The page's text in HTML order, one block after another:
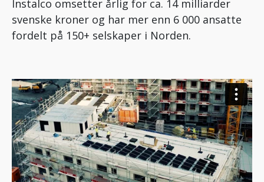
Instalco omsetter årlig for ca. 14 milliarder
svenske kroner og har mer enn 6 000 ansatte
fordelt på 150+ selskaper i Norden.